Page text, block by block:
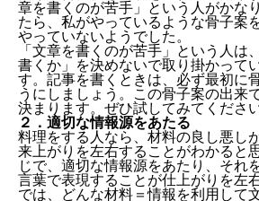
章を書くのが苦手」という人がかな
たら、私がやっているような骨子案
やっていないようでした。
「文章を書くのが苦手」という人は
書くか」を決めないで取り掛かって
す。記事を書くときは、必ず最初に
うにしましょう。この骨子案の出来
決まります。ぜひ試してみてください
２．適切な情報源をあたる
料理をする人なら、材料の良し悪し
来上がりを左右することがわかると
じで、適切な情報源をあたり、それ
言葉で表現することが仕上がりを左
では、どんな材料＝情報を利用して